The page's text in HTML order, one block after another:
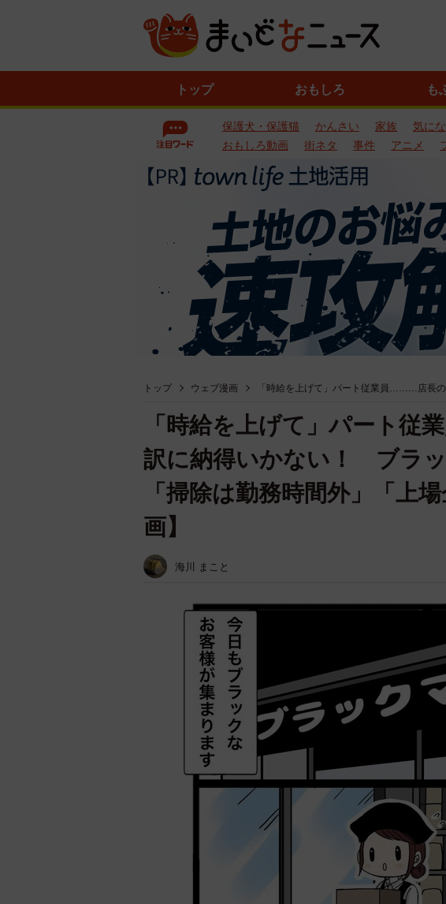
トップ おもしろ も
保護犬・保護猫 かんさい 家族 気に
おもしろ動画
街ネタ 事件 アニメ
トップ ウェブ漫画 「時給を上げて」パート従業員………店長
「時給を上げて」パート
訳に納得いかない！ ブラ
「掃除は勤務時間外」「上
画】
海川 まこと